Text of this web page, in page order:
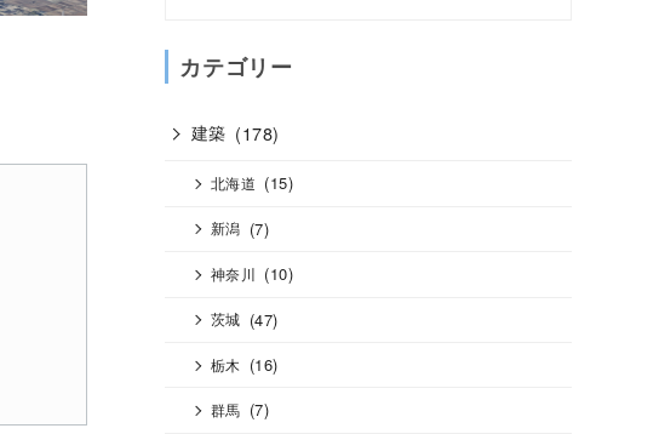
カテゴリー
建築 (178)
北海道 (15)
新潟 (7)
神奈川 (10)
茨城 (47)
栃木 (16)
群馬 (7)